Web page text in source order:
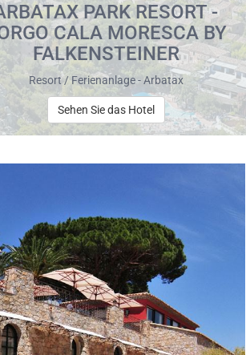
PARK RESORT -
CALA MORESCA BY
FALKENSTEINER
Resort / Ferienanlage - Arbatax
Sehen Sie das Hotel